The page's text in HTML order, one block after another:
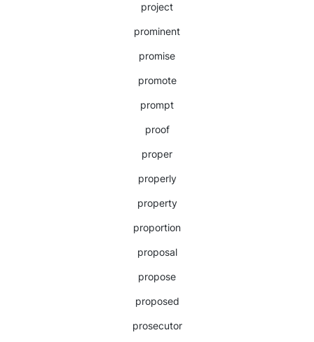
project
prominent
promise
promote
prompt
proof
proper
properly
property
proportion
proposal
propose
proposed
prosecutor